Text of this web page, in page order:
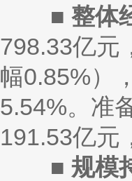
■ 整体
798.33亿元
幅0.85%）
5.54%。准
191.53亿元
■ 规模